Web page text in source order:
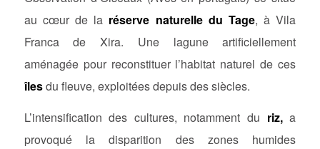
au cœur de la réserve naturelle du Tage, à Vila
Franca de Xira. Une lagune artificiellement
aménagée pour reconstituer l’habitat naturel de ces
îlesdu fleuve, exploitées depuis des siècles.
L’intensification des cultures, notamment du riz,a
provoqué la disparition des zones humides